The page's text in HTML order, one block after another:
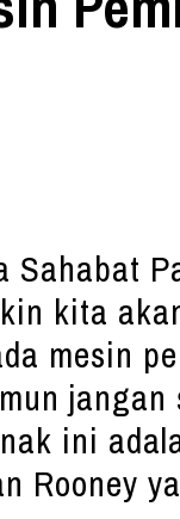
Sahabat
kita
mesin
ini
Rooney